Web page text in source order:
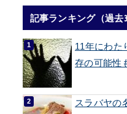
記事ランキング（過去
11年にわ
存の可能性
スラバヤの